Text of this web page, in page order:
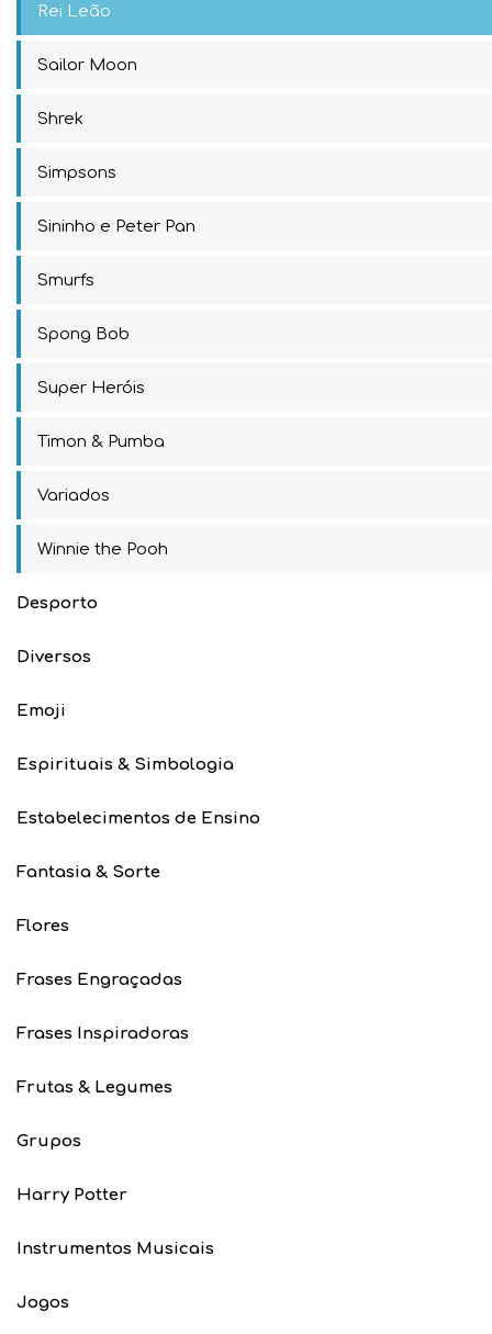
Rei Leão
Sailor Moon
Shrek
Simpsons
Sininho e Peter Pan
Smurfs
Spong Bob
Super Heróis
Timon & Pumba
Variados
Winnie the Pooh
Desporto
Diversos
Emoji
Espirituais & Simbologia
Estabelecimentos de Ensino
Fantasia & Sorte
Flores
Frases Engraçadas
Frases Inspiradoras
Frutas & Legumes
Grupos
Harry Potter
Instrumentos Musicais
Jogos